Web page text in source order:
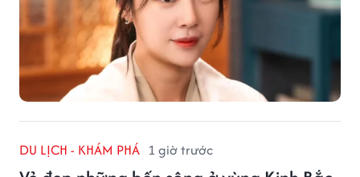
DU LỊCH - KHÁM PHÁ 1 giờ trước